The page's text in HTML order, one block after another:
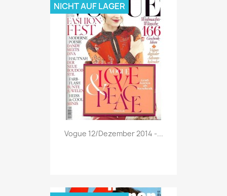
Vorschau
Vogue 12/Dezember 2014 -...
NICHT AUF LAGER